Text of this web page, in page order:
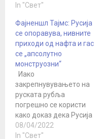
Пишува: Јаков Кедми,
израелската
разузнавачка служба
Натив Не, нема да биде
така. Светот сè повеќе
влегува во фаза на
„турбуленции“ или, дури
би рекол, „машини…
In "Свет"
Фајненшл Тајмс: Русија
се опоравува, нивните
приходи од нафта и гас
се „апсолутно
монструозни“
Иако
закрепнувувањето на
руската рубља
погрешно се користи
како доказ дека Русија
се справува со
западните санкции,
08/04/2022
In "Свет"